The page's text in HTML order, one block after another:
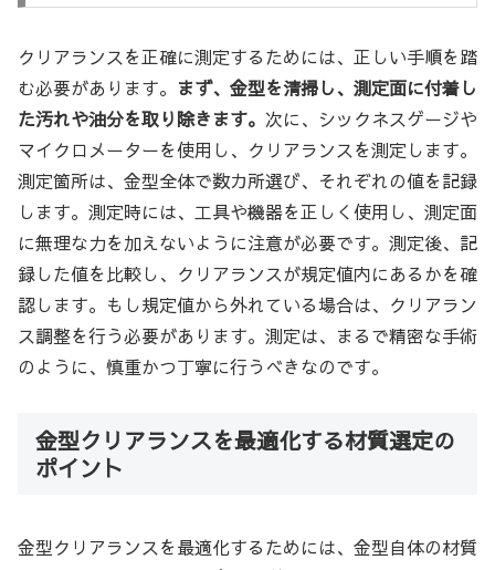
クリアランスを正確に測定するためには、正しい手順を踏
む必要があります。 まず、金型を清掃し、測定面に付着し
た汚れや油分を取り除きます。 次に、シックネスゲージや
マイクロメーターを使用し、クリアランスを測定します。
測定箇所は、金型全体で数カ所選び、それぞれの値を記録
します。測定時には、工具や機器を正しく使用し、測定面
に無理な力を加えないように注意が必要です。測定後、記
録した値を比較し、クリアランスが規定値内にあるかを確
認します。もし規定値から外れている場合は、クリアラン
ス調整を行う必要があります。測定は、まるで精密な手術
のように、慎重かつ丁寧に行うべきなのです。
金型クリアランスを最適化する材質選定の
ポイント
金型クリアランスを最適化するためには、金型自体の材質